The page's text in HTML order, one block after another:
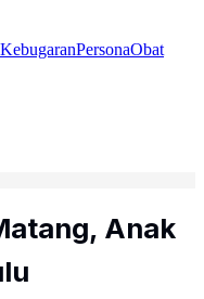
PersonaObat
Anak